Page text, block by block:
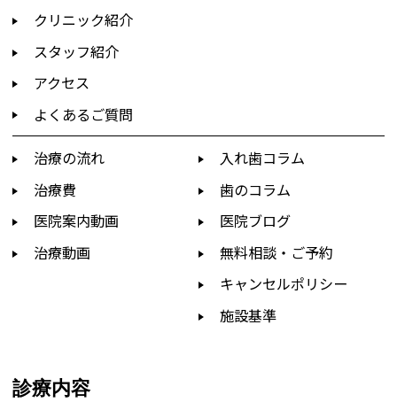
クリニック紹介
スタッフ紹介
アクセス
よくあるご質問
治療の流れ
治療費
医院案内動画
治療動画
入れ歯コラム
歯のコラム
医院ブログ
無料相談・ご予約
キャンセルポリシー
施設基準
診療内容